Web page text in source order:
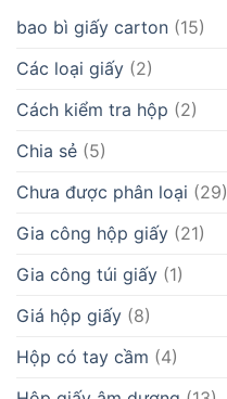
bao bì giấy carton (15)
Các loại giấy (2)
Cách kiểm tra hộp (2)
Chia sẻ (5)
Chưa được phân loại (29)
Gia công hộp giấy (21)
Gia công túi giấy (1)
Giá hộp giấy (8)
Hộp có tay cầm (4)